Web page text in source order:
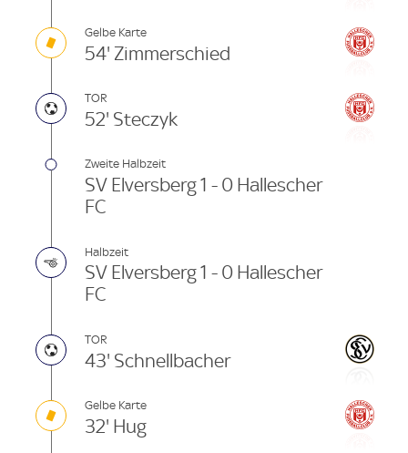
Gelbe Karte
54' Zimmerschied
TOR
52' Steczyk
Zweite Halbzeit
SV Elversberg 1 - 0 Hallescher
FC
Halbzeit
SV Elversberg 1 - 0 Hallescher
FC
TOR
43' Schnellbacher
Gelbe Karte
32' Hug